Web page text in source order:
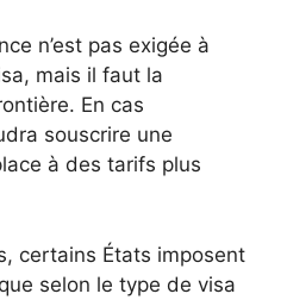
n’est pas exigée à
mais il faut la
En cas
souscrire une
à des tarifs plus
certains États imposent
selon le type de visa